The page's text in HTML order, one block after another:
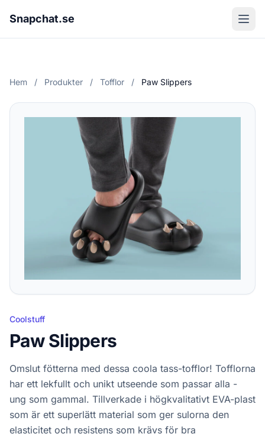
Snapchat.se
Hem / Produkter / Tofflor / Paw Slippers
Coolstuff
Paw Slippers
Omslut fötterna med dessa coola tass-tofflor! Tofflorna
har ett lekfullt och unikt utseende som passar alla -
ung som gammal. Tillverkade i högkvalitativt EVA-plast
som är ett superlätt material som ger sulorna den
elasticitet och resistens som krävs för bra